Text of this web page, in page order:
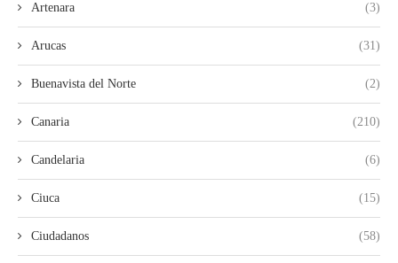
Artenara (3)
Arucas (31)
Buenavista del Norte (2)
Canaria (210)
Candelaria (6)
Ciuca (15)
Ciudadanos (58)